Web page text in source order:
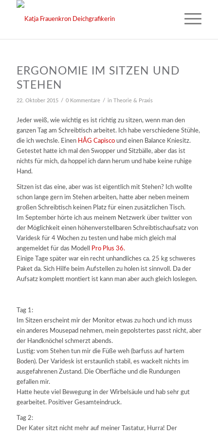
ERGONOMIE IM SITZEN UND
STEHEN
22. Oktober 2015 / 0 Kommentare / in Theorie & Praxis
Jeder weiß, wie wichtig es ist richtig zu sitzen, wenn man den
ganzen Tag am Schreibtisch arbeitet. Ich habe verschiedene Stühle,
die ich wechsle. Einen HÅG Capiscound einen Balance Kniesitz.
Getestet hatte ich mal den Swopper und Sitzbälle, aber das ist
nichts für mich, da hoppel ich dann herum und habe keine ruhige
Hand.
Sitzen ist das eine, aber was ist eigentlich mit Stehen? Ich wollte
schon lange gern im Stehen arbeiten, hatte aber neben meinem
großen Schreibtisch keinen Platz für einen zusätzlichen Tisch.
Im September hörte ich aus meinem Netzwerk über twitter von
der Möglichkeit einen höhenverstellbaren Schreibtischaufsatz von
Varidesk für 4 Wochen zu testen und habe mich gleich mal
angemeldet für das Modell
Pro Plus 36.
Einige Tage später war ein recht unhandliches ca. 25 kg schweres
Paket da. Sich Hilfe beim Aufstellen zu holen ist sinnvoll. Da der
Aufsatz komplett montiert ist kann man aber auch gleich loslegen.
Tag 1:
Im Sitzen erscheint mir der Monitor etwas zu hoch und ich muss
ein anderes Mousepad nehmen, mein gepolstertes passt nicht, aber
der Handknöchel schmerzt abends.
Lustig: vom Stehen tun mir die Füße weh (barfuss auf hartem
Boden). Der Varidesk ist erstaunlich stabil, es wackelt nichts im
ausgefahrenen Zustand. Die Oberfläche und die Rundungen
gefallen mir.
Hatte heute viel Bewegung in der Wirbelsäule und hab sehr gut
gearbeitet. Positiver Gesamteindruck.
Tag 2:
Der Kater sitzt nicht mehr auf meiner Tastatur, Hurra! Der